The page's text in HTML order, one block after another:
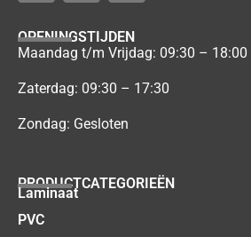
OPENINGSTIJDEN
Maandag t/m Vrijdag: 09:30 – 18:00
Zaterdag: 09:30 – 17:30
Zondag: Gesloten
PRODUCTCATEGORIEËN
Laminaat
PVC